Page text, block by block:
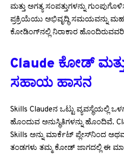
ಮತ್ತು ಅಗತ್ಯ ಸಂಪತ್ತುಗಳನ್ನು
ಪ್ರಕ್ರಿಯೆಯು ಅಭಿವೃದ್ಧಿ ಸಮಯವನ್ನು
ಕೋಡಿಂಗ್‌ನಲ್ಲಿ ನಿರಾಕಾರ
Claude ಕೋಡ್
ಸಹಾಯ ಹಾಸನ
Skills Claudeನ ಒಟ್ಟು ವ್ಯವಸ್ಥೆಯಲ್ಲಿ
ಹೊಂದುವ ಅನುಸ್ಥಿತಿಗಳನ್ನು ಹೊಂದಿವೆ.
Skills ಅನ್ನು ಮಾರ್ಕೆಟ್ ಪ್ಲೇಸ್‌ನಿಂದ
ತಂಡಗಳು ತಮ್ಮ ಕೋಡ್ ಜಾಗದಲ್ಲಿ ಈ